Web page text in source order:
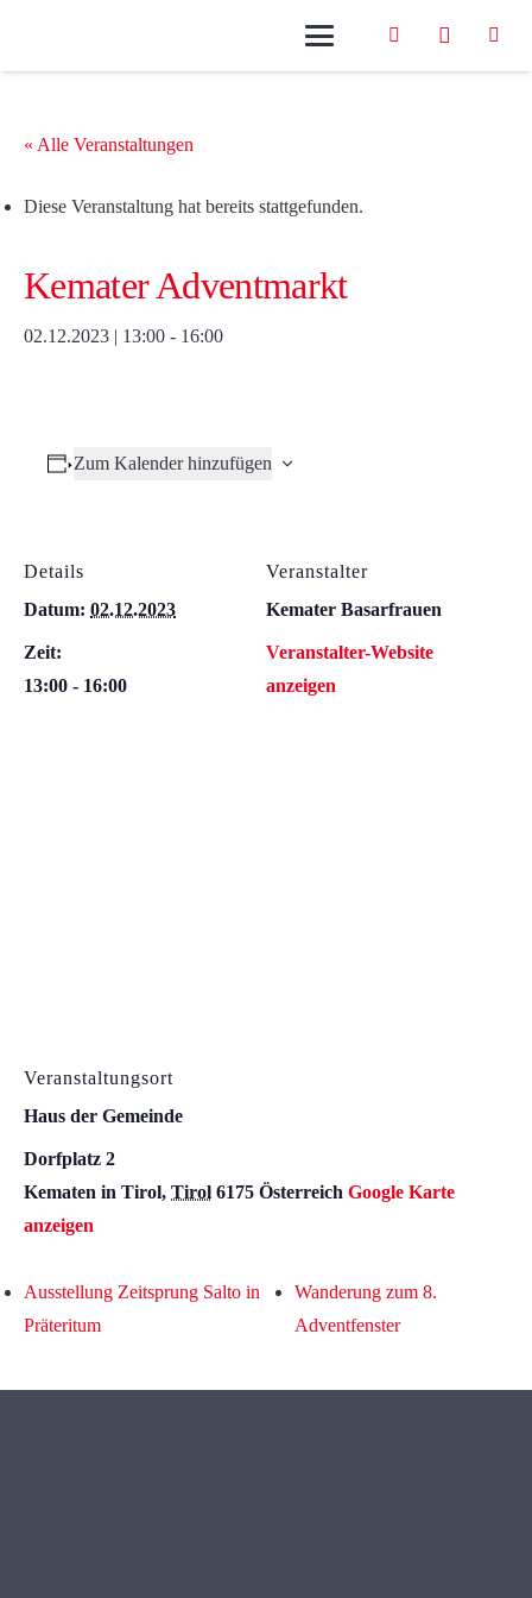
« Alle Veranstaltungen
Diese Veranstaltung hat bereits stattgefunden.
Kemater Adventmarkt
02.12.2023 | 13:00 - 16:00
Zum Kalender hinzufügen
Details
Datum: 02.12.2023
Zeit:
13:00 - 16:00
Veranstalter
Kemater Basarfrauen
Veranstalter-Website
anzeigen
Veranstaltungsort
Haus der Gemeinde
Dorfplatz 2
Kematen in Tirol, Tirol 6175 Österreich Google Karte
anzeigen
Ausstellung Zeitsprung Salto in
Präteritum
Wanderung zum 8.
Adventfenster